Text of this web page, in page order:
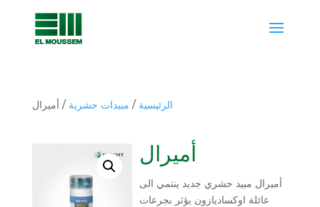
الرئيسية / مبيدات حشرية / أميرال
أميرال
أميرال مبيد حشري جديد ينتمي الى
عائلة اوكساديازون يؤثر بجرعات